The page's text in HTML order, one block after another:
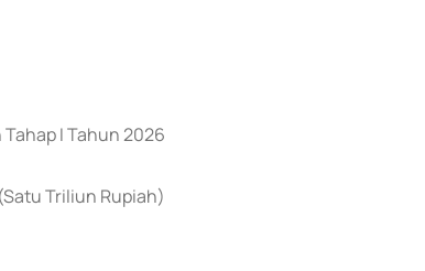
I Tahun 2026
Triliun Rupiah)